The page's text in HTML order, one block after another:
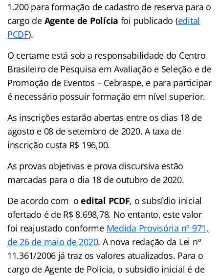
1.200 para formação de cadastro de reserva para o
cargo deAgente de Polícia foi publicado (edital
PCDF).
O certame está sob a responsabilidade do Centro
Brasileiro de Pesquisa em Avaliação e Seleção e de
Promoção de Eventos – Cebraspe, e para participar
é necessário possuir formação em nível superior.
As inscrições estarão abertas entre os dias 18 de
agosto e 08 de setembro de 2020. A taxa de
inscrição custa R$ 196,00.
As provas objetivas e prova discursiva estão
marcadas para o dia 18 de outubro de 2020.
De acordo com oedital PCDF, o subsídio inicial
ofertado é de R$ 8.698,78. No entanto, este valor
foi reajustado conforme Medida Provisória nº 971,
de 26 de maio de 2020. A nova redação da Lei nº
11.361/2006 já traz os valores atualizados. Para o
cargo de Agente de Polícia, o subsídio inicial é de